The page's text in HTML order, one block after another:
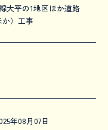
大平の1地区ほか道路
か）工事
年08月07日